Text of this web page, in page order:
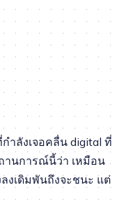
ลังเจอคลื่น digital ที่
านการณ์นี้ว่า เหมือน
งเดิมพันถึงจะชนะ แต่